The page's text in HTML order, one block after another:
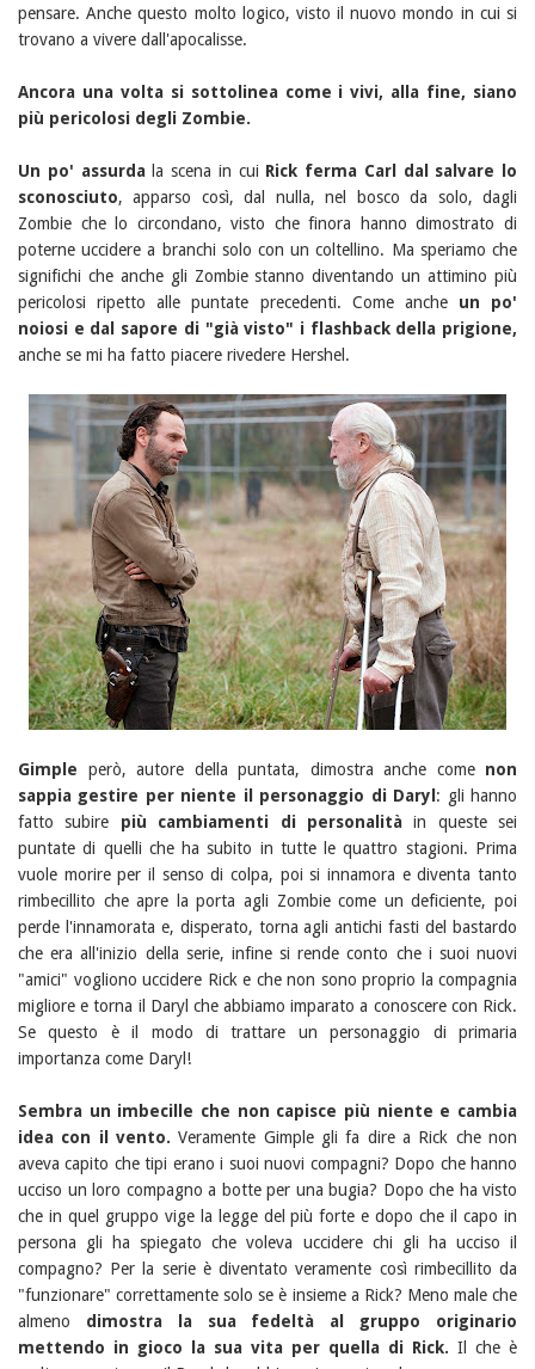
pensare. Anche questo molto logico, visto il nuovo mondo in cui si
trovano a vivere dall'apocalisse.
Ancora una volta si sottolinea come i vivi, alla fine, siano
più pericolosi degli Zombie.
Un po' assurdala scena in cui Rick ferma Carl dal salvare lo
sconosciuto, apparso così, dal nulla, nel bosco da solo, dagli
Zombie che lo circondano, visto che finora hanno dimostrato di
poterne uccidere a branchi solo con un coltellino. Ma speriamo che
significhi che anche gli Zombie stanno diventando un attimino più
pericolosi ripetto alle puntate precedenti. Come anche un po'
noiosi e dal sapore di "già visto" i flashback della prigione,
anche se mi ha fatto piacere rivedere Hershel.
Gimple però, autore della puntata, dimostra anche come non
sappia gestire per niente il personaggio di Daryl : gli hanno
fatto subire più cambiamenti di personalitàin queste sei
puntate di quelli che ha subito in tutte le quattro stagioni. Prima
vuole morire per il senso di colpa, poi si innamora e diventa tanto
rimbecillito che apre la porta agli Zombie come un deficiente, poi
perde l'innamorata e, disperato, torna agli antichi fasti del bastardo
che era all'inizio della serie, infine si rende conto che i suoi nuovi
"amici" vogliono uccidere Rick e che non sono proprio la compagnia
migliore e torna il Daryl che abbiamo imparato a conoscere con Rick.
Se questo è il modo di trattare un personaggio di primaria
importanza come Daryl!
Sembra un imbecille che non capisce più niente e cambia
idea con il vento. Veramente Gimple gli fa dire a Rick che non
aveva capito che tipi erano i suoi nuovi compagni? Dopo che hanno
ucciso un loro compagno a botte per una bugia? Dopo che ha visto
che in quel gruppo vige la legge del più forte e dopo che il capo in
persona gli ha spiegato che voleva uccidere chi gli ha ucciso il
compagno? Per la serie è diventato veramente così rimbecillito da
"funzionare" correttamente solo se è insieme a Rick? Meno male che
almeno dimostra la sua fedeltà al gruppo originario
mettendo in gioco la sua vita per quella di Rick. Il che è